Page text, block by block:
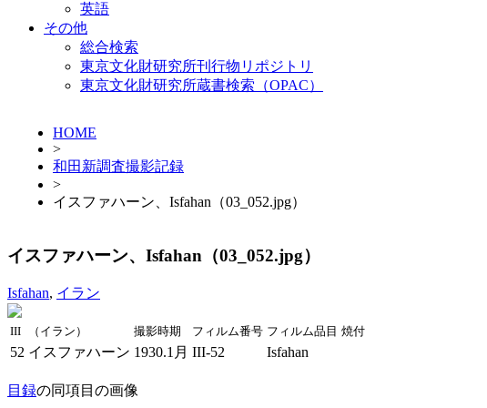
英語
その他
総合検索
東京文化財研究所刊行物リポジトリ
東京文化財研究所蔵書検索（OPAC）
HOME
>
和田新調査撮影記録
>
イスファハーン、Isfahan（03_052.jpg）
イスファハーン、Isfahan（03_052.jpg）
Isfahan, イラン
III （イラン） 撮影時期 フィルム番号 フィルム品目 焼付
52 イスファハーン 1930.1月 III-52 Isfahan
目録の同項目の画像